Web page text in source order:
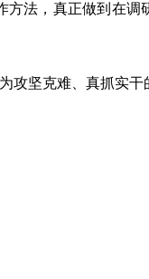
法，真正做到在调
攻坚克难、真抓实